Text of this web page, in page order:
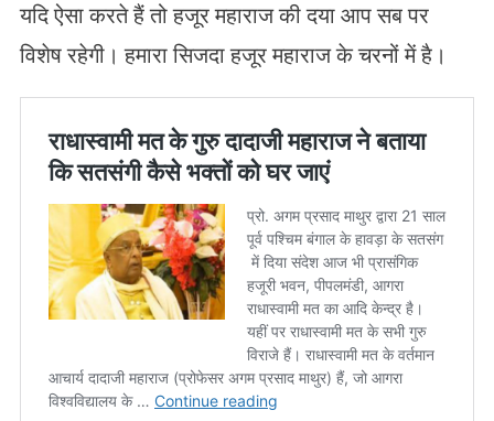
यदि ऐसा करते हैं तो हजूर महाराज की दया आप सब पर
विशेष रहेगी। हमारा सिजदा हजूर महाराज के चरनों में है।